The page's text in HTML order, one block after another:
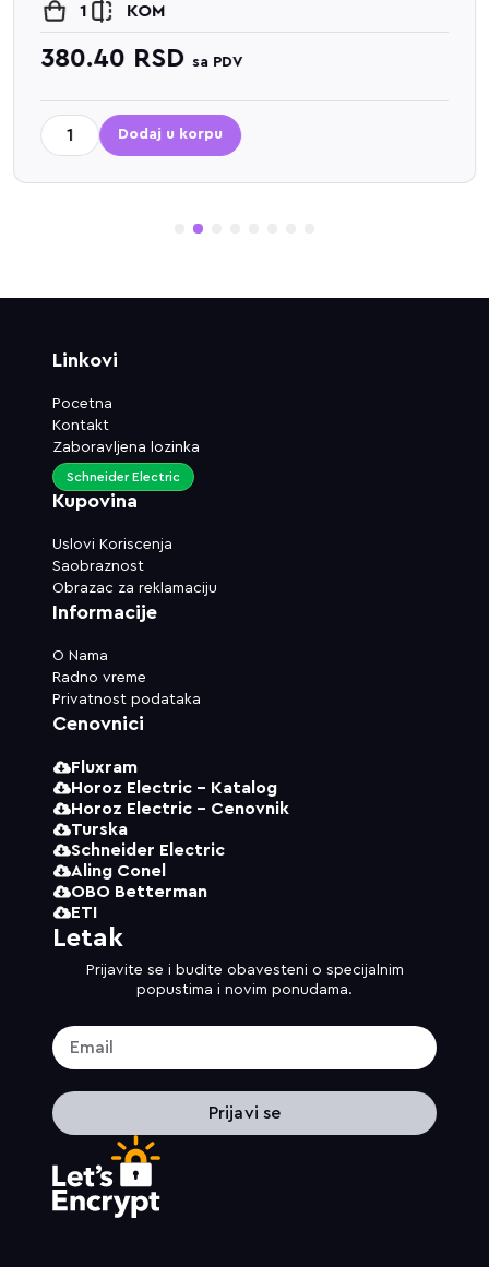
1 KOM
380.40 RSD sa PDV
Dodaj u korpu
5
Linkovi
Pocetna
Kontakt
Zaboravljena lozinka
Kupovina
Uslovi Koriscenja
Saobraznost
Obrazac za reklamaciju
Schneider Electric
Informacije
O Nama
Radno vreme
Privatnost podataka
Cenovnici
Fluxram
Horoz Electric - Katalog
Horoz Electric - Cenovnik
Turska
Schneider Electric
Aling Conel
OBO Betterman
ETI
Letak
Prijavite se i budite obavesteni o specijalnim
popustima i novim ponudama.
Prijavi se